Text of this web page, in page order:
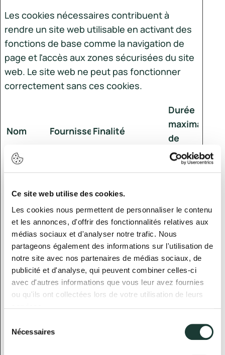
Ce site web utilise des cookies.
Les cookies nous permettent de personnaliser le contenu
et les annonces, d'offrir des fonctionnalités relatives aux
médias sociaux et d'analyser notre trafic. Nous
partageons également des informations sur l'utilisation de
notre site avec nos partenaires de médias sociaux, de
publicité et d'analyse, qui peuvent combiner celles-ci
avec d'autres informations que vous leur avez fournies
ou qu'ils ont collectées lors de votre utilisation de leurs
Nécessaires
Les cookies nécessaires contribuent à
rendre un site web utilisable en activant des
fonctions de base comme la navigation de
page et l'accès aux zones sécurisées du site
web. Le site web ne peut pas fonctionner
correctement sans ces cookies.
Nom FournisseurFinalité
Durée
maximale
de
conservation
CookieC www.ban
mser.co
m
Stocke
d'utilisation de
cookies pour le
domaine actuel
par l'utilisateur
1
io.prismi
c.previe
w [x3]
Prismic
Ce cookie est
utilisé en
interne par les
Sessi
on